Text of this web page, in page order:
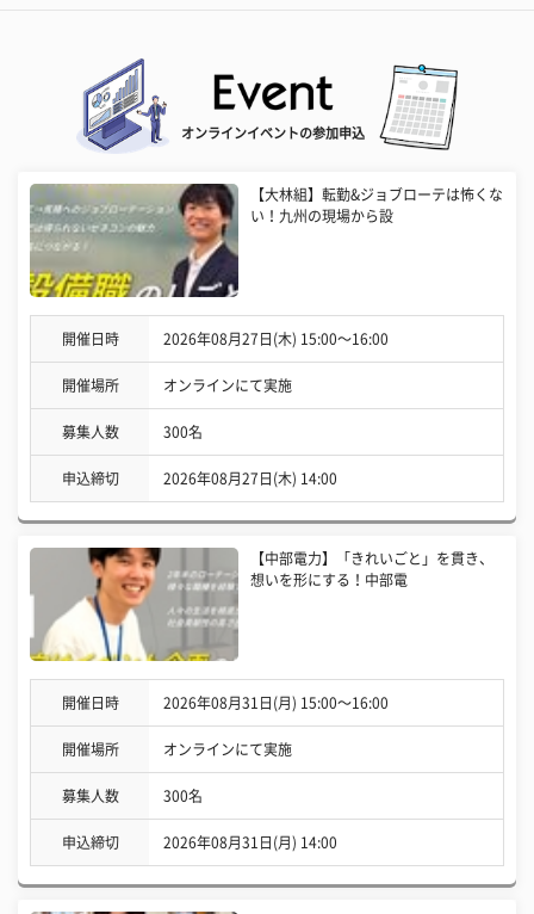
オンラインイベントの参加申込
【大林組】転勤&ジョブローテは怖くな
い！九州の現場から設
開催日時 2026年08月27日(木) 15:00〜16:00
開催場所 オンラインにて実施
募集人数 300名
申込締切 2026年08月27日(木) 14:00
【中部電力】「きれいごと」を貫き、
想いを形にする！中部電
開催日時 2026年08月31日(月) 15:00〜16:00
開催場所 オンラインにて実施
募集人数 300名
申込締切 2026年08月31日(月) 14:00